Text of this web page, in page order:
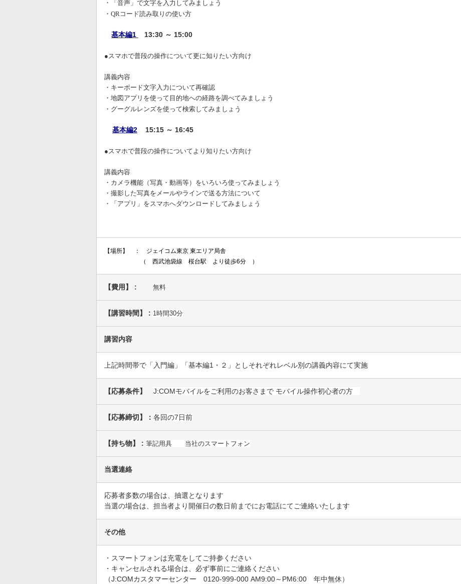
・「音声」で文字を入力してみましょう
・ QRコード読み取りの使い方
基本編1 13:30 ～ 15:00
●スマホで普段の操作について更に知りたい方向け
講義内容
・キーボード文字入力について再確認
・地図アプリを使って目的地への経路を調べてみましょう
・グーグルレンズを使って検索してみましょう
基本編2 15:15 ～ 16:45
●スマホで普段の操作についてより知りたい方向け
講義内容
・カメラ機能（写真・動画等）をいろいろ使ってみましょう
・撮影した写真をメールやラインで送る方法について
・「アプリ」をスマホへダウンロードしてみましょう
【場所】 ： ジェイコム東京 東エリア局舎
（ 西武池袋線 桜台駅 より徒歩6分 ）
【費用】 : 無料
【講習時間】 : 1時間30分
講習内容
上記時間帯で「入門編」「基本編1・２」としそれぞれレベル別の講義内容にて実施
【応募条件】 J:COMモバイルをご利用のお客さまで モバイル操作初心者の方
【応募締切】： 各回の7日前
【持ち物】 : 筆記用具 当社のスマートフォン
当選連絡
応募者多数の場合は、抽選となります
当選の場合は、担当者より開催日の数日前までにお電話にてご連絡いたします
その他
・スマートフォンは充電をしてご持参ください
・キャンセルされる場合は、必ず事前にご連絡ください
（J:COMカスタマーセンター 0120-999-000 AM9:00～PM6:00 年中無休）